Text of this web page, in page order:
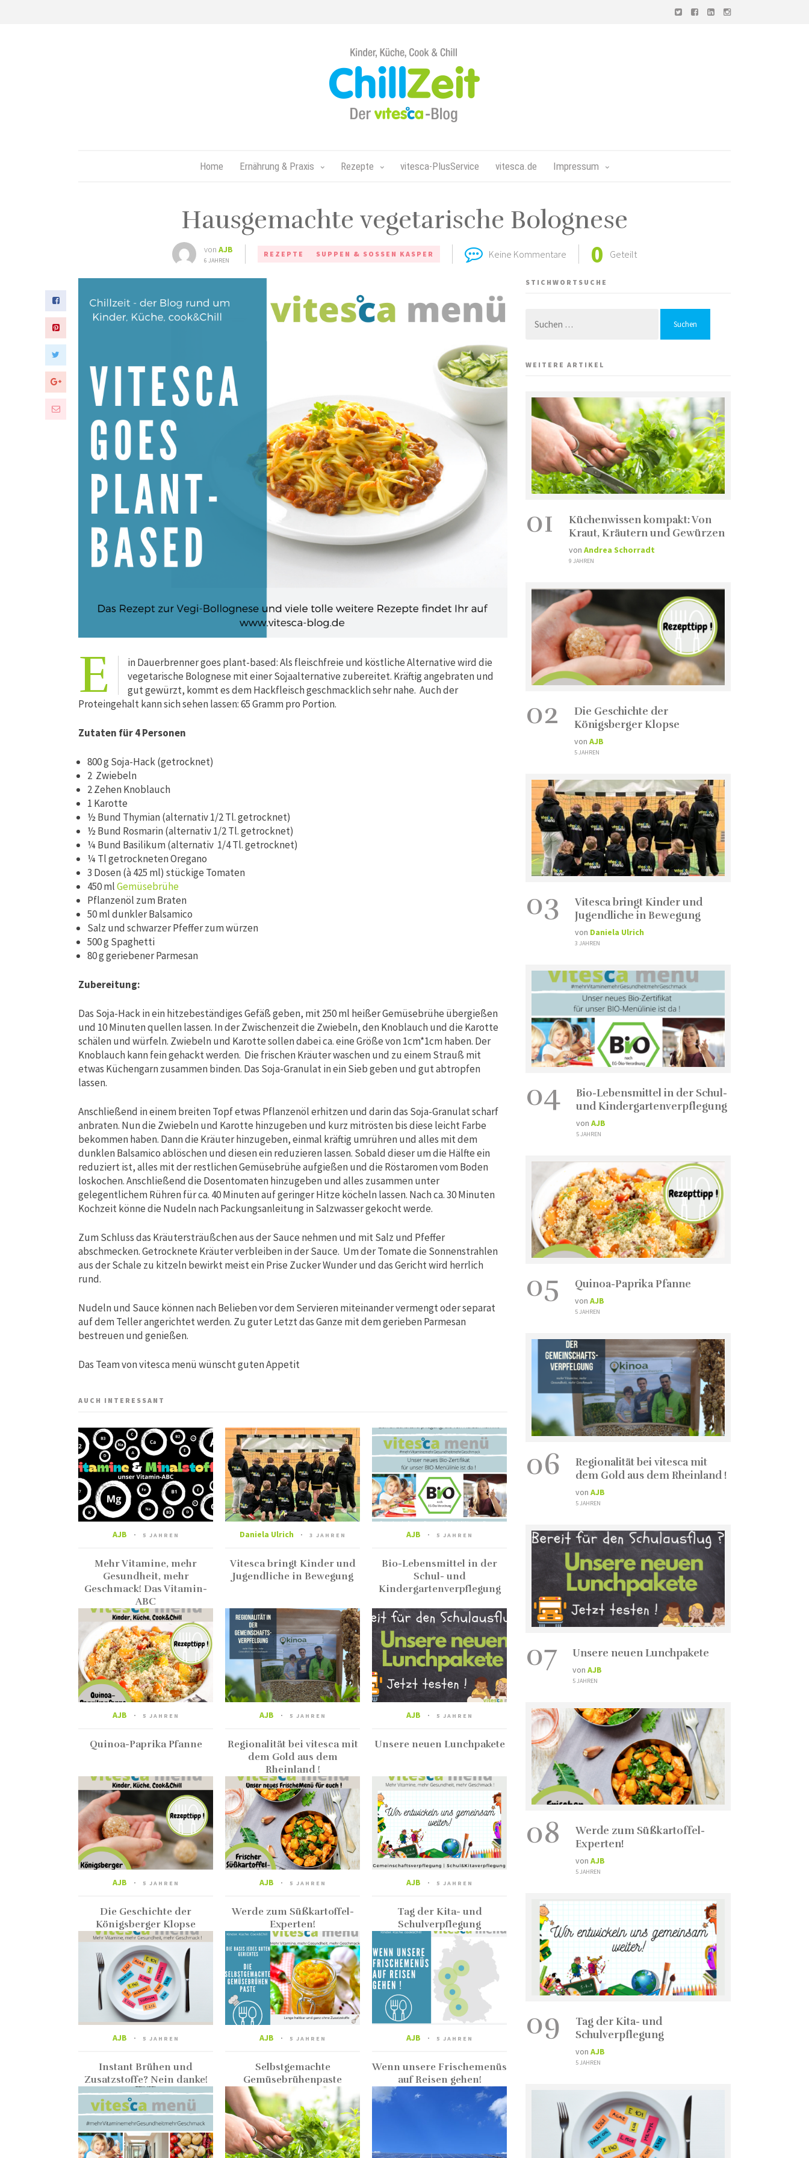
Chillzeit
Der
vitesca-
Home Ernährung & Praxis Rezepte vitesca-PlusService vitesca.de Impressum
Hausgemachte vegetarische Bolognese
von AJB
6 JAHREN
REZEPTE SUPPEN & SOSSEN KASPER Keine Kommentare 0 Geteilt
E
in Dauerbrenner goes plant-based: Als fleischfreie und köstliche Alternative wird die
vegetarische Bolognese mit einer Sojaalternative zubereitet. Kräftig angebraten und
gut gewürzt, kommt es dem Hackfleisch geschmacklich sehr nahe. Auch der
Proteingehalt kann sich sehen lassen: 65 Gramm pro Portion.
Zutaten für 4 Personen
800 g Soja-Hack (getrocknet)
2 Zwiebeln
2 Zehen Knoblauch
1 Karotte
½ Bund Thymian (alternativ 1/2 Tl. getrocknet)
½ Bund Rosmarin (alternativ 1/2 Tl. getrocknet)
¼ Bund Basilikum (alternativ 1/4 Tl. getrocknet)
¼ Tl getrockneten Oregano
3 Dosen (à 425 ml) stückige Tomaten
450 mlGemüsebrühe
Pflanzenöl zum Braten
50 ml dunkler Balsamico
Salz und schwarzer Pfeffer zum würzen
500 g Spaghetti
80 g geriebener Parmesan
Zubereitung:
Das Soja-Hack in ein hitzebeständiges Gefäß geben, mit 250 ml heißer Gemüsebrühe übergießen
und 10 Minuten quellen lassen. In der Zwischenzeit die Zwiebeln, den Knoblauch und die Karotte
schälen und würfeln. Zwiebeln und Karotte sollen dabei ca. eine Größe von 1cm*1cm haben. Der
Knoblauch kann fein gehackt werden. Die frischen Kräuter waschen und zu einem Strauß mit
etwas Küchengarn zusammen binden. Das Soja-Granulat in ein Sieb geben und gut abtropfen
lassen.
Anschließend in einem breiten Topf etwas Pflanzenöl erhitzen und darin das Soja-Granulat scharf
anbraten. Nun die Zwiebeln und Karotte hinzugeben und kurz mitrösten bis diese leicht Farbe
bekommen haben. Dann die Kräuter hinzugeben, einmal kräftig umrühren und alles mit dem
dunklen Balsamico ablöschen und diesen ein reduzieren lassen. Sobald dieser um die Hälfte ein
reduziert ist, alles mit der restlichen Gemüsebrühe aufgießen und die Röstaromen vom Boden
loskochen. Anschließend die Dosentomaten hinzugeben und alles zusammen unter
gelegentlichem Rühren für ca. 40 Minuten auf geringer Hitze köcheln lassen. Nach ca. 30 Minuten
Kochzeit könne die Nudeln nach Packungsanleitung in Salzwasser gekocht werde.
Zum Schluss das Kräutersträußchen aus der Sauce nehmen und mit Salz und Pfeffer
abschmecken. Getrocknete Kräuter verbleiben in der Sauce. Um der Tomate die Sonnenstrahlen
aus der Schale zu kitzeln bewirkt meist ein Prise Zucker Wunder und das Gericht wird herrlich
rund.
Nudeln und Sauce können nach Belieben vor dem Servieren miteinander vermengt oder separat
auf dem Teller angerichtet werden. Zu guter Letzt das Ganze mit dem gerieben Parmesan
bestreuen und genießen.
Das Team von vitesca menü wünscht guten Appetit
AUCH INTERESSANT
AJB 5 JAHREN
Mehr Vitamine, mehr
Gesundheit, mehr
Geschmack! Das Vitamin-
ABC
Daniela Ulrich 3 JAHREN
Vitesca bringt Kinder und
Jugendliche in Bewegung
AJB 5 JAHREN
Bio-Lebensmittel in der
Schul- und
Kindergartenverpflegung
AJB 5 JAHREN
Quinoa-Paprika Pfanne
AJB 5 JAHREN
Regionalität bei vitesca mit
dem Gold aus dem
Rheinland !
AJB 5 JAHREN
Unsere neuen Lunchpakete
AJB 5 JAHREN
Die Geschichte der
Königsberger Klopse
AJB 5 JAHREN
Werde zum Süßkartoffel-
Experten!
AJB 5 JAHREN
Tag der Kita- und
Schulverpflegung
AJB 5 JAHREN
Instant Brühen und
Zusatzstoffe? Nein danke!
AJB 5 JAHREN
Selbstgemachte
Gemüsebrühenpaste
AJB 5 JAHREN
Wenn unsere Frischemenüs
auf Reisen gehen!
STICHWORTSUCHE
nach:
WEITERE ARTIKEL
01
Küchenwissen kompakt: Von
Kraut, Kräutern und Gewürzen
von Andrea Schorradt
9 JAHREN
02
Die Geschichte der
Königsberger Klopse
von AJB
5 JAHREN
03
Vitesca bringt Kinder und
Jugendliche in Bewegung
von Daniela Ulrich
3 JAHREN
04
Bio-Lebensmittel in der Schul-
und Kindergartenverpflegung
von AJB
5 JAHREN
05 Quinoa-Paprika Pfanne
von AJB
5 JAHREN
06
Regionalität bei vitesca mit
dem Gold aus dem Rheinland !
von AJB
5 JAHREN
07 Unsere neuen Lunchpakete
von AJB
5 JAHREN
08
Werde zum Süßkartoffel-
Experten!
von AJB
5 JAHREN
09
Tag der Kita- und
Schulverpflegung
von AJB
5 JAHREN